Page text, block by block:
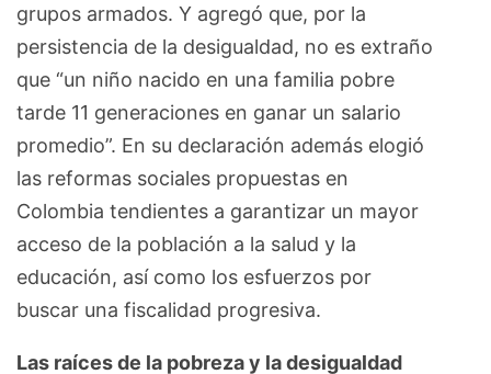
grupos armados. Y agregó que, por la
persistencia de la desigualdad, no es extraño
que “un niño nacido en una familia pobre
tarde 11 generaciones en ganar un salario
promedio”. En su declaración además elogió
las reformas sociales propuestas en
Colombia tendientes a garantizar un mayor
acceso de la población a la salud y la
educación, así como los esfuerzos por
buscar una fiscalidad progresiva.
Las raíces de la pobreza y la desigualdad